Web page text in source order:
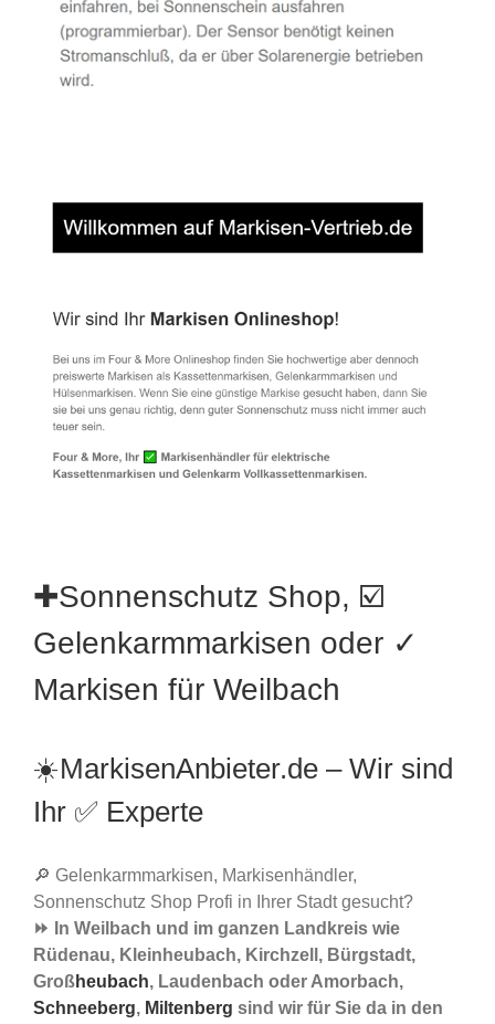
✚Sonnenschutz Shop, ☑️
Gelenkarmmarkisen oder ✓
Markisen für Weilbach
☀️MarkisenAnbieter.de – Wir sind
Ihr ✅ Experte
🔎 Gelenkarmmarkisen, Markisenhändler,
Sonnenschutz Shop Profi in Ihrer Stadt gesucht?
⏩ In Weilbach und im ganzen Landkreis wie
Rüdenau, Kleinheubach, Kirchzell, Bürgstadt,
Großheubach, Laudenbach oder Amorbach,
Schneeberg, Miltenberg sind wir für Sie da in den